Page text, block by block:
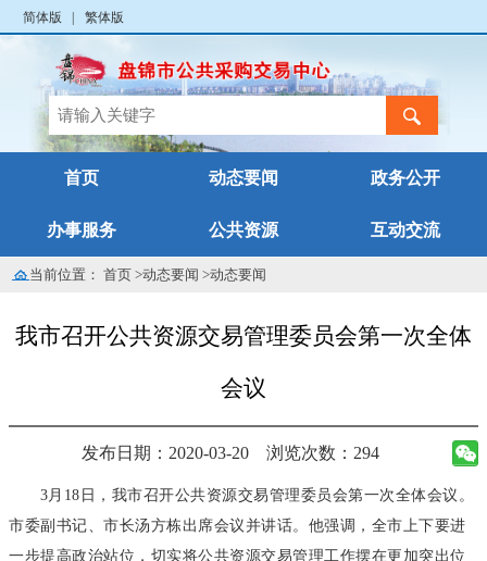
简体版 繁体版
首页 动态要闻 政务公开
办事服务 公共资源 互动交流
当前位置：首页 >动态要闻 >动态要闻
我市召开公共资源交易管理委员会第一次全体
会议
发布日期：2020-03-20 浏览次数：294
3月18日，我市召开公共资源交易管理委员会第一次全体会议。
市委副书记、市长汤方栋出席会议并讲话。他强调，全市上下要进
一步提高政治站位，切实将公共资源交易管理工作摆在更加突出位